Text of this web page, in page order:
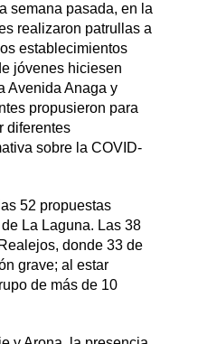
semana pasada, en la
realizaron patrullas a
establecimientos
jóvenes hiciesen
Avenida Anaga y
propusieron para
diferentes
sobre la COVID-
52 propuestas
La Laguna. Las 38
donde 33 de
grave; al estar
de más de 10